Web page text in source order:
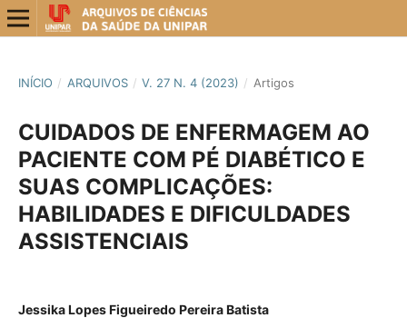
INÍCIO / ARQUIVOS / V. 27 N. 4 (2023) / Artigos
CUIDADOS DE ENFERMAGEM AO
PACIENTE COM PÉ DIABÉTICO E
SUAS COMPLICAÇÕES:
HABILIDADES E DIFICULDADES
ASSISTENCIAIS
Jessika Lopes Figueiredo Pereira Batista